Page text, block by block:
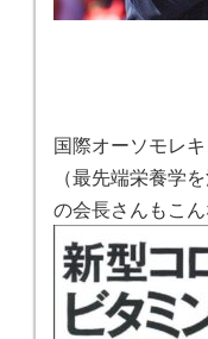
国際オーソモレ
（最先端栄養学
の会長さんもこ